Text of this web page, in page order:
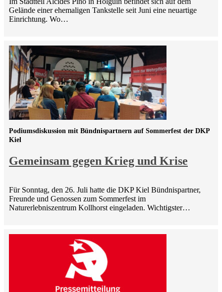
Gelände einer ehemaligen Tankstelle seit Juni eine neuartige
Einrichtung. Wo…
Gemeinsam gegen Krieg und Krise
Podiumsdiskussion mit Bündnispartnern auf Sommerfest der DKP
Kiel
Für Sonntag, den 26. Juli hatte die DKP Kiel Bündnispartner,
Freunde und Genossen zum Sommerfest im
Naturerlebniszentrum Kollhorst eingeladen. Wichtigster…